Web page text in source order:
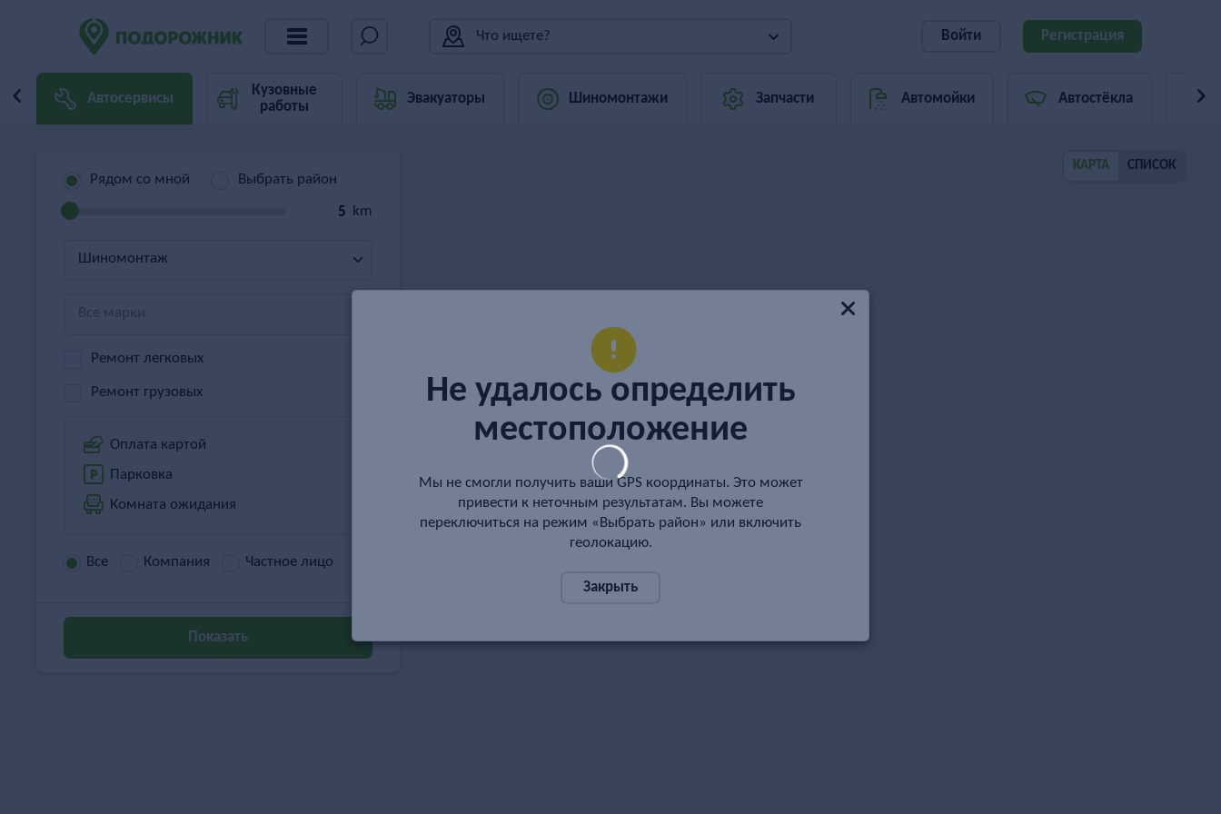
Что ищете? Войти Регистрация
Автосервисы
Кузовные
работы
Эвакуаторы Шиномонтажи Запчасти Автомойки Автостёкла
КАРТА СПИСОК
Рядом со мной Выбрать район
km
Шиномонтаж
Ремонт легковых
Ремонт грузовых
Оплата картой
Парковка
Комната ожидания
Все Компания Частное лицо
Показать
Не удалось определить
местоположение
Мы не смогли получить ваши GPS координаты. Это может
привести к неточным результатам. Вы можете
переключиться на режим «Выбрать район» или включить
геолокацию.
Закрыть